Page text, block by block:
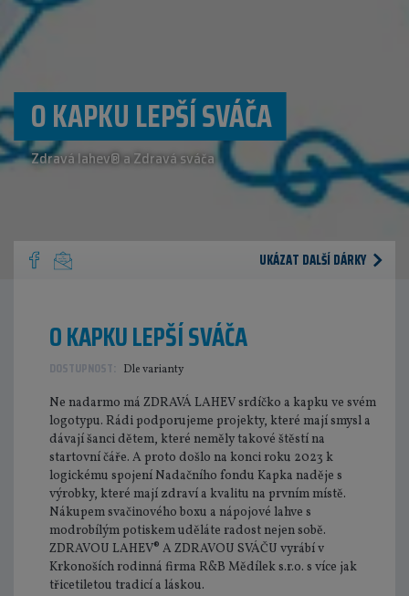
O KAPKU LEPŠÍ SVÁČA
Zdravá lahev® a Zdravá sváča
UKÁZAT DALŠÍ DÁRKY
O KAPKU LEPŠÍ SVÁČA
DOSTUPNOST: Dle varianty
Ne nadarmo má ZDRAVÁ LAHEV srdíčko a kapku ve svém
logotypu. Rádi podporujeme projekty, které mají smysl a
dávají šanci dětem, které neměly takové štěstí na
startovní čáře. A proto došlo na konci roku 2023 k
logickému spojení Nadačního fondu Kapka naděje s
výrobky, které mají zdraví a kvalitu na prvním místě.
Nákupem svačinového boxu a nápojové lahve s
modrobílým potiskem uděláte radost nejen sobě.
ZDRAVOU LAHEV® A ZDRAVOU SVÁČU vyrábí v
Krkonoších rodinná firma R&B Mědílek s.r.o. s více jak
třicetiletou tradicí a láskou.